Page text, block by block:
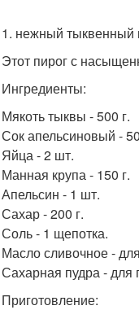
1. нежный тыквенный
Этот пирог с
Ингредиенты:
Мякоть тыквы - 500 г.
Сок апельсиновый -
Яйца - 2 шт.
Манная крупа - 150 г.
Апельсин - 1 шт.
Сахар - 200 г.
Соль - 1 щепотка.
Масло сливочное -
Сахарная пудра - для
Приготовление: